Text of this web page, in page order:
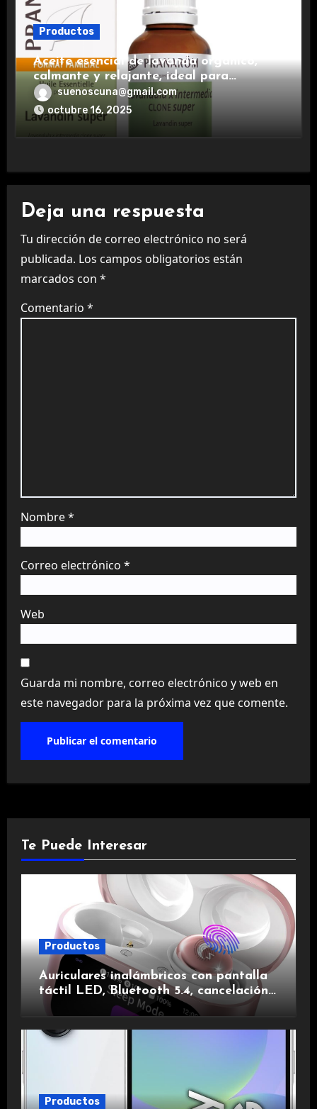
Productos
Aceite esencial de lavanda orgánico,
calmante y relajante, ideal para
aromaterapia.
suenoscuna@gmail.com
octubre 16, 2025
Deja una respuesta
Tu dirección de correo electrónico no será
publicada. Los campos obligatorios están
marcados con *
Comentario *
Nombre*
Correo electrónico *
Web
Guarda mi nombre, correo electrónico y web en
este navegador para la próxima vez que comente.
Te Puede Interesar
Productos
Auriculares inalámbricos con pantalla
táctil LED, Bluetooth 5.4, cancelación
de ruido, impermeables y de larga
duración.
Productos